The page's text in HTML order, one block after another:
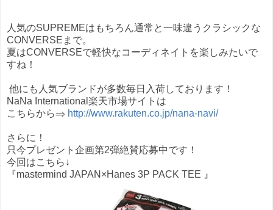
人気のSUPREMEはもちろん通常と一味違うクラシックな
CONVERSEまで。
夏はCONVERSEで軽快なコーディネイトを楽しみたいで
すね！
他にも人気ブランドが多数毎日入荷しております！
NaNa International楽天市場サイトは
こちらから⇒ http://www.rakuten.co.jp/nana-navi/
さらに！
只今プレゼント企画第2弾絶賛応募中です！
今回はこちら↓
『mastermind JAPAN×Hanes 3P PACK TEE 』